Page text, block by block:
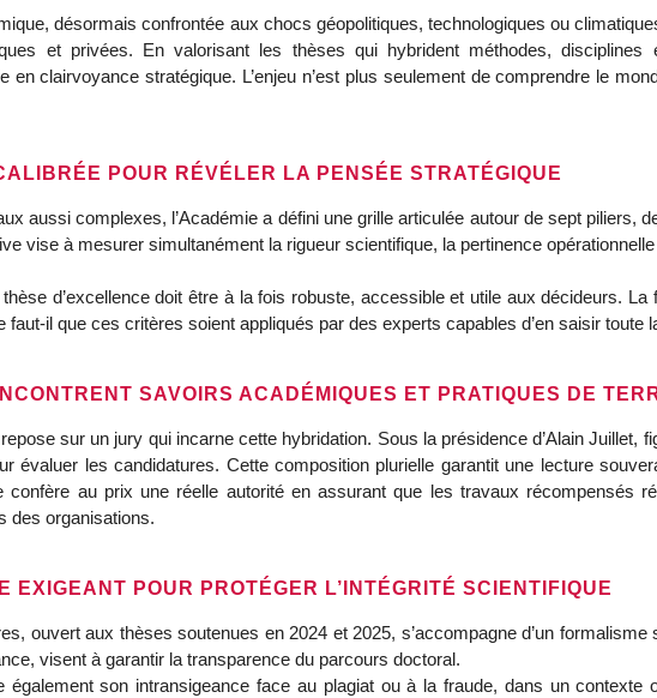
désormais confrontée aux chocs géopolitiques, technologiques ou
et privées. En valorisant les thèses qui hybrident méthodes, disciplines
en clairvoyance stratégique. L’enjeu n’est plus seulement de comprendre le
POUR RÉVÉLER LA PENSÉE STRATÉGIQUE
aussi complexes, l’Académie a défini une grille articulée autour de sept piliers,
vise à mesurer simultanément la rigueur scientifique, la pertinence
thèse d’excellence doit être à la fois robuste, accessible et utile aux décideurs.
faut‑il que ces critères soient appliqués par des experts capables d’en saisir toute
SAVOIRS ACADÉMIQUES ET PRATIQUES DE
sur un jury qui incarne cette hybridation. Sous la présidence d’Alain Juillet,
évaluer les candidatures. Cette composition plurielle garantit une lecture
confère au prix une réelle autorité en assurant que les travaux récompensés
des organisations.
EXIGEANT POUR PROTÉGER L’INTÉGRITÉ SCIENTIFIQUE
ouvert aux thèses soutenues en 2024 et 2025, s’accompagne d’un
visent à garantir la transparence du parcours doctoral.
également son intransigeance face au plagiat ou à la fraude, dans un contexte